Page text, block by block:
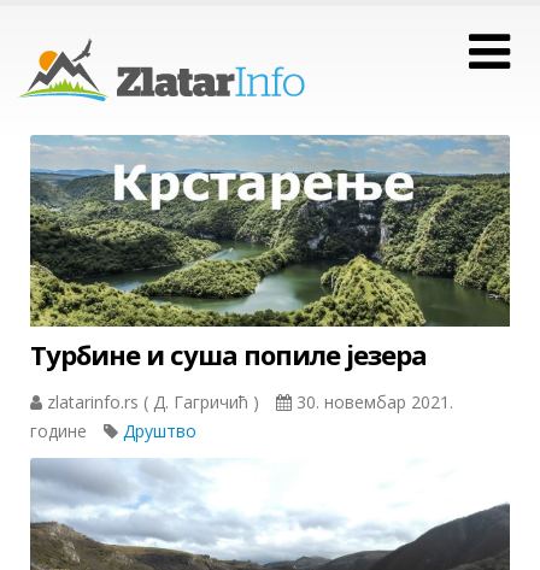
Турбине и суша попиле језера
zlatarinfo.rs ( Д. Гагричић )
30. новембар 2021.
године
Друштво